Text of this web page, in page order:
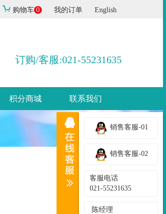
购物车 0 我的订单 English
订购/客服:021-55231635
积分商城 联系我们
销售客服-01
销售客服-02
客服电话
021-55231635
陈经理